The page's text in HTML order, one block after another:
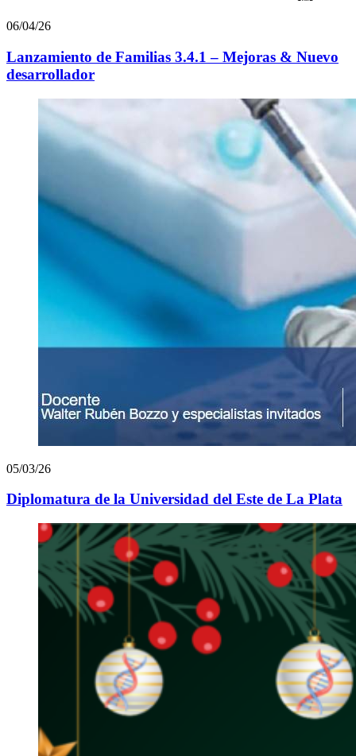
06/04/26
Lanzamiento de Familias 3.4.1 – Mejoras & Nuevo
desarrollador
05/03/26
Diplomatura de la Universidad del Este de La Plata